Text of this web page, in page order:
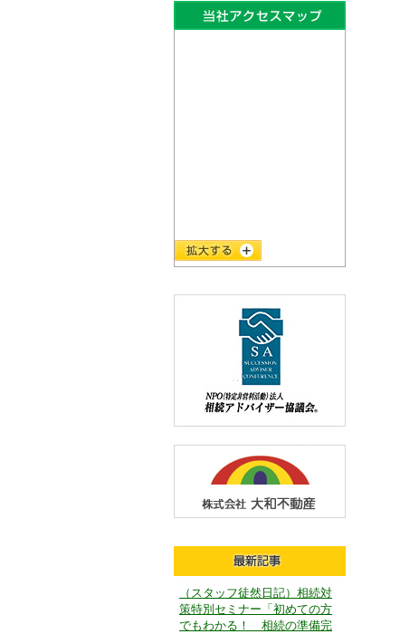
（スタッフ徒然日記）相続対
策特別セミナー「初めての方
でもわかる！ 相続の準備完